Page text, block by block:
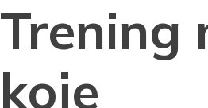
Trening
koje